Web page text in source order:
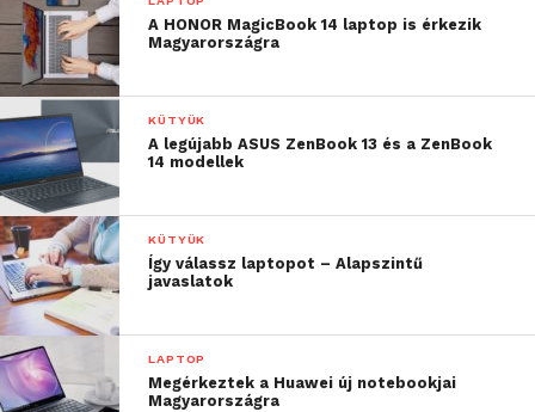
A HONOR MagicBook 14 laptop is érkezik
Magyarországra
KÜTYÜK
A legújabb ASUS ZenBook 13 és a ZenBook
14 modellek
KÜTYÜK
Így válassz laptopot – Alapszintű
javaslatok
LAPTOP
Megérkeztek a Huawei új notebookjai
Magyarországra